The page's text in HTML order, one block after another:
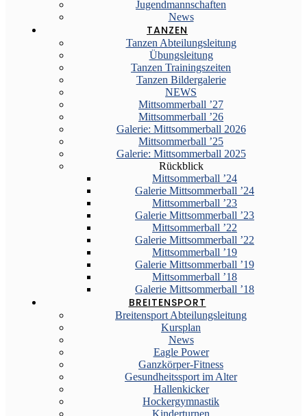
Jugendmannschaften
News
TANZEN
Tanzen Abteilungsleitung
Übungsleitung
Tanzen Trainingszeiten
Tanzen Bildergalerie
NEWS
Mittsommerball ’27
Mittsommerball ’26
Galerie: Mittsommerball 2026
Mittsommerball ’25
Galerie: Mittsommerball 2025
Rückblick
Mittsommerball ’24
Galerie Mittsommerball ’24
Mittsommerball ’23
Galerie Mittsommerball ’23
Mittsommerball ’22
Galerie Mittsommerball ’22
Mittsommerball ’19
Galerie Mittsommerball ’19
Mittsommerball ’18
Galerie Mittsommerball ’18
BREITENSPORT
Breitensport Abteilungsleitung
Kursplan
News
Eagle Power
Ganzkörper-Fitness
Gesundheitssport im Alter
Hallenkicker
Hockergymnastik
Kinderturnen